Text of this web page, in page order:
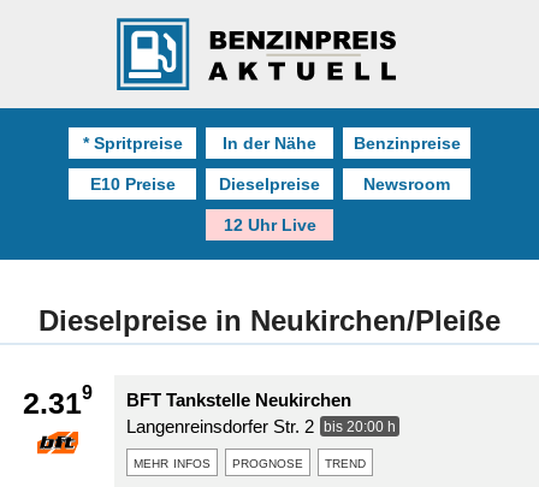
* Spritpreise In der Nähe Benzinpreise
E10 Preise Dieselpreise Newsroom
12 Uhr Live
Dieselpreise in Neukirchen/Pleiße
2.319
BFT Tankstelle Neukirchen
Langenreinsdorfer Str. 2
bis 20:00 h
mehr infos prognose trend